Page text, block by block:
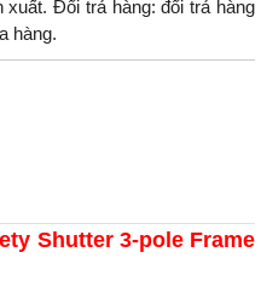
xuất. Đổi trả hàng: đổi trả hàng
hàng.
Shutter 3-pole Frame